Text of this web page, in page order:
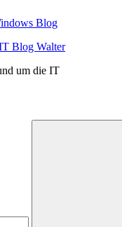
Blog Walter
um die IT